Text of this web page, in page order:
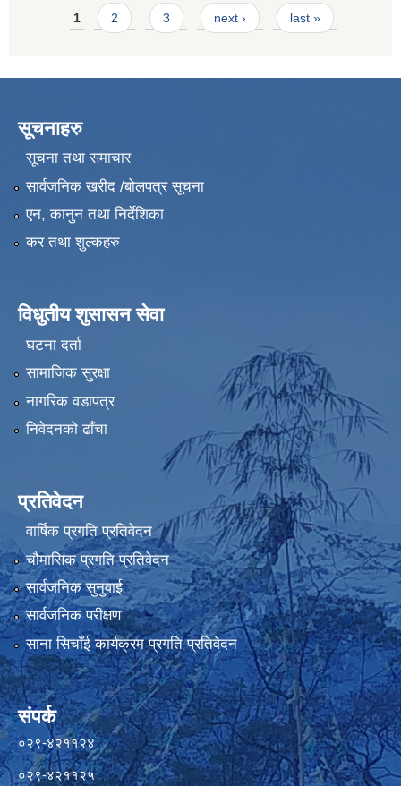
Pages
1 2 3 next › last »
सूचनाहरु
सूचना तथा समाचार
सार्वजनिक खरीद /बोलपत्र सूचना
एन, कानुन तथा निर्देशिका
कर तथा शुल्कहरु
विधुतीय शुसासन सेवा
घटना दर्ता
सामाजिक सुरक्षा
नागरिक वडापत्र
निवेदनको ढाँचा
प्रतिवेदन
वार्षिक प्रगति प्रतिवेदन
चौमासिक प्रगति प्रतिवेदन
सार्वजनिक सुनुवाई
सार्वजनिक परीक्षण
साना सिचाँई कार्यक्रम प्रगति प्रतिवेदन
संपर्क
०२९-४२११२४
०२९-४२११२५